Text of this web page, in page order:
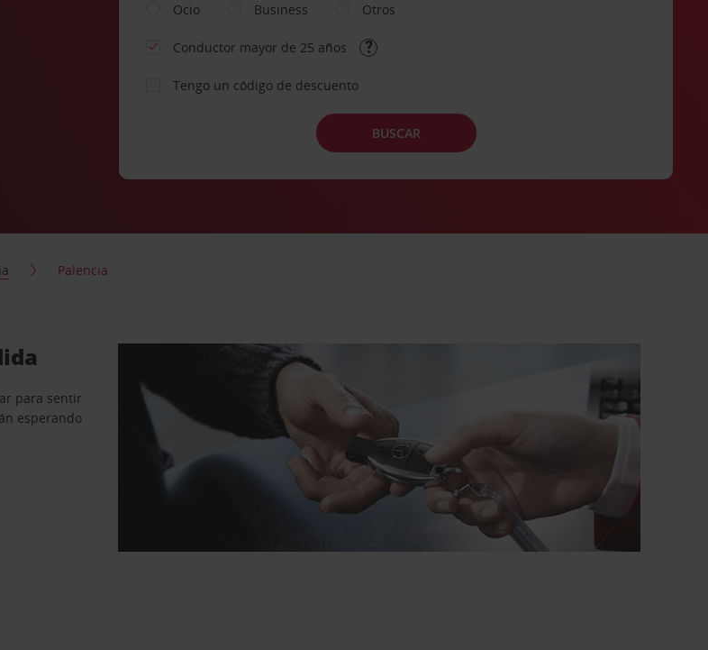
Ocio
Business Otros
Conductor mayor de 25 años
Tengo un código de descuento
BUSCAR
Palencia
para sentir
esperando